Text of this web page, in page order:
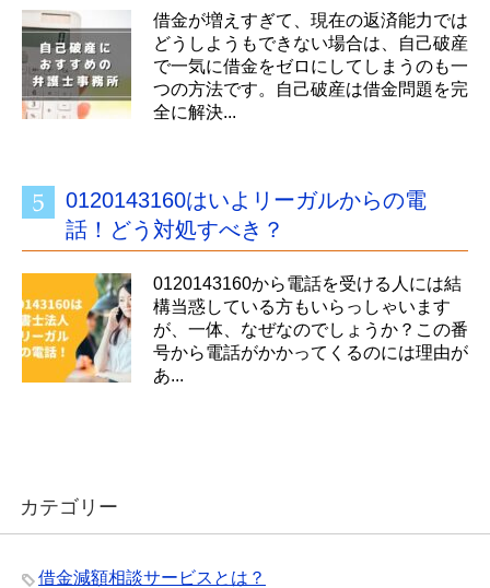
借金が増えすぎて、現在の返済能力では
どうしようもできない場合は、自己破産
で一気に借金をゼロにしてしまうのも一
つの方法です。自己破産は借金問題を完
全に解決...
0120143160はいよリーガルからの電
話！どう対処すべき？
0120143160から電話を受ける人には結
構当惑している方もいらっしゃいます
が、一体、なぜなのでしょうか？この番
号から電話がかかってくるのには理由が
あ...
カテゴリー
借金減額相談サービスとは？